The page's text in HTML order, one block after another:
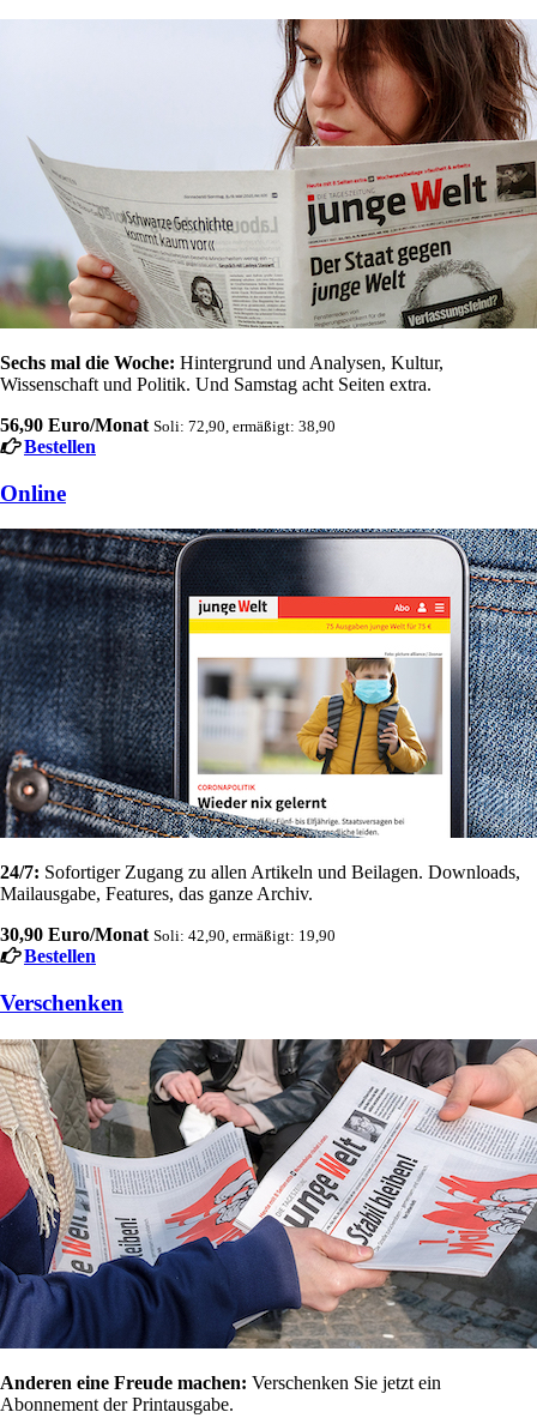
Sechs mal die Woche: Hintergrund und Analysen, Kultur,
Wissenschaft und Politik. Und Samstag acht Seiten extra.
56,90 Euro/Monat Soli: 72,90, ermäßigt: 38,90
Bestellen
Online
24/7: Sofortiger Zugang zu allen Artikeln und Beilagen. Downloads,
Mailausgabe, Features, das ganze Archiv.
30,90 Euro/Monat Soli: 42,90, ermäßigt: 19,90
Bestellen
Verschenken
Anderen eine Freude machen: Verschenken Sie jetzt ein
Abonnement der Printausgabe.